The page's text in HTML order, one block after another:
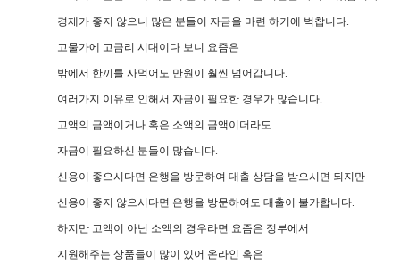
경제가 좋지 않으니 많은 분들이 자금을 마련 하기에 벅찹니다.
고물가에 고금리 시대이다 보니 요즘은
밖에서 한끼를 사먹어도 만원이 훨씬 넘어갑니다.
여러가지 이유로 인해서 자금이 필요한 경우가 많습니다.
고액의 금액이거나 혹은 소액의 금액이더라도
자금이 필요하신 분들이 많습니다.
신용이 좋으시다면 은행을 방문하여 대출 상담을 받으시면 되지만
신용이 좋지 않으시다면 은행을 방문하여도 대출이 불가합니다.
하지만 고액이 아닌 소액의 경우라면 요즘은 정부에서
지원해주는 상품들이 많이 있어 온라인 혹은